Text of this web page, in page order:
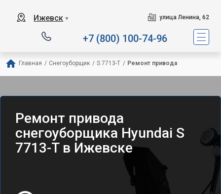
Ижевск ▼ улица Ленина, 62
+7 (800) 100-74-96
Главная / Снегоуборщик / S 7713-T / Ремонт привода
Ремонт привода
снегоуборщика Hyundai S
7713-T в Ижевске